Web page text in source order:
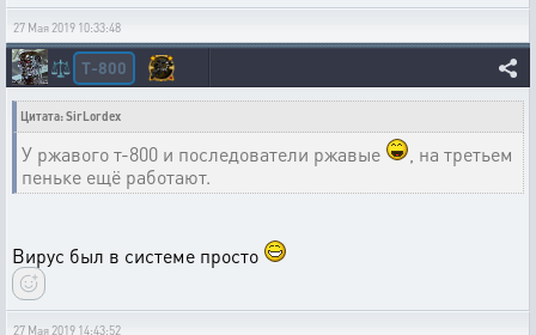
27 Мая 2019 10:33:48
⚖️ T-800
Цитата: SirLordex
У ржавого т-800 и последователи ржавые
, на третьем
пеньке ещё работают.
Вирус был в системе просто
27 Мая 2019 14:43:52